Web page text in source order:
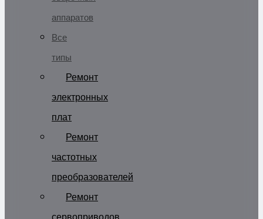
аппаратов
Все
типы
Ремонт
электронных
плат
Ремонт
частотных
преобразователей
Ремонт
сервоприводов